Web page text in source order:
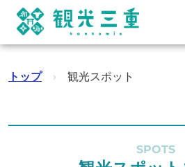
トップ › 観光スポット
SPOTS